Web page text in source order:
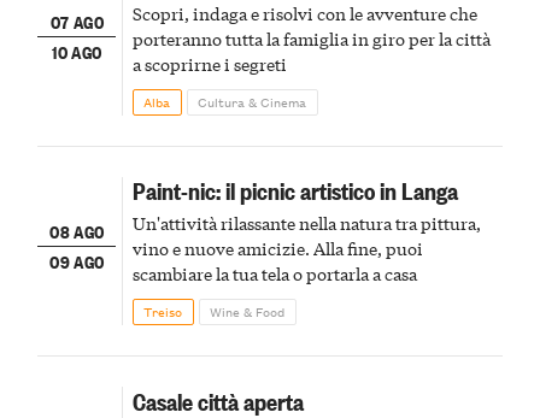
07 AGO
10 AGO
Scopri, indaga e risolvi con le avventure che
porteranno tutta la famiglia in giro per la città
a scoprirne i segreti
Alba Cultura & Cinema
08 AGO
09 AGO
Paint-nic: il picnic artistico in Langa
Un'attività rilassante nella natura tra pittura,
vino e nuove amicizie. Alla fine, puoi
scambiare la tua tela o portarla a casa
Treiso Wine & Food
Casale città aperta